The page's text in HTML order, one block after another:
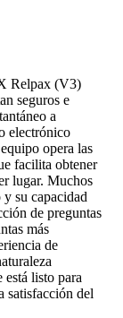
Relpax (V3)
seguros e
a
electrónico
opera las
facilita obtener
lugar. Muchos
su capacidad
de preguntas
más
de
está listo para
satisfacción del